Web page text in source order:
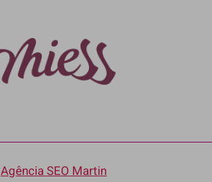
Agência SEO Martin